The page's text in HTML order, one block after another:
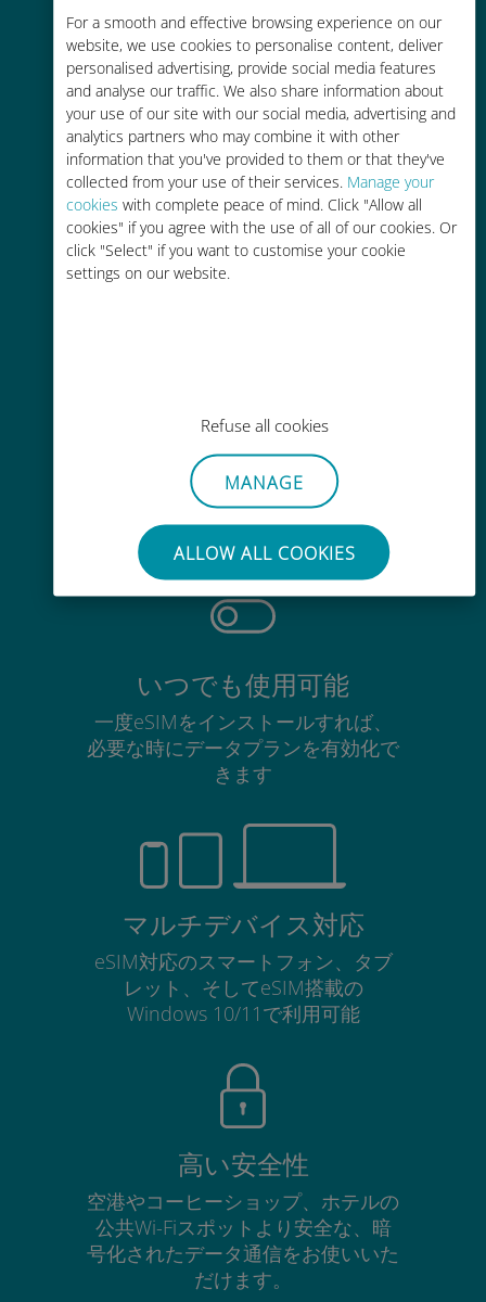
For a smooth and effective browsing experience on our
website, we use cookies to personalise content, deliver
personalised advertising, provide social media features
and analyse our traffic. We also share information about
your use of our site with our social media, advertising and
analytics partners who may combine it with other
information that you've provided to them or that they've
collected from your use of their services. Manage your
cookies with complete peace of mind. Click "Allow all
cookies" if you agree with the use of all of our cookies. Or
click "Select" if you want to customise your cookie
settings on our website.
Refuse all cookies
MANAGE
ALLOW ALL COOKIES
お客様が普段お使いのキャリアでロ
ーミングサービスを使った場合に比
べて最大で90％の節約が可能です。
かんたん追加購入
Wi-Fiやデータ残量がなくても、
手間いらず
使用中のSIMカードを抜き差しする
必要はありません
いつでも使用可能
一度eSIMをインストールすれば、
必要な時にデータプランを有効化で
きます
マルチデバイス対応
eSIM対応のスマートフォン、タブ
レット、そしてeSIM搭載の
Windows 10/11で利用可能
高い安全性
空港やコーヒーショップ、ホテルの
公共Wi-Fiスポットより安全な、暗
号化されたデータ通信をお使いいた
だけます。